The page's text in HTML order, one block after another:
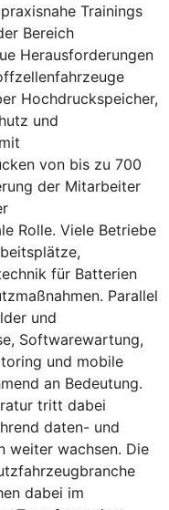
Trainings
Bereich
Herausforderungen
Hochdruckspeicher,
und
von bis zu 700
der Mitarbeiter
Rolle. Viele Betriebe
für Batterien
Parallel
und
Softwarewartung,
und mobile
an Bedeutung.
tritt dabei
daten- und
weiter wachsen. Die
dabei im